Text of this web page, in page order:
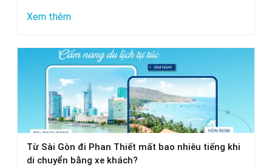
Xem thêm:
Xe
Sài
Gòn
Phan
Thiết
Khởi
Hành
Từ Sài Gòn đi Phan Thiết mất bao nhiêu tiếng khi
di chuyển bằng xe khách?